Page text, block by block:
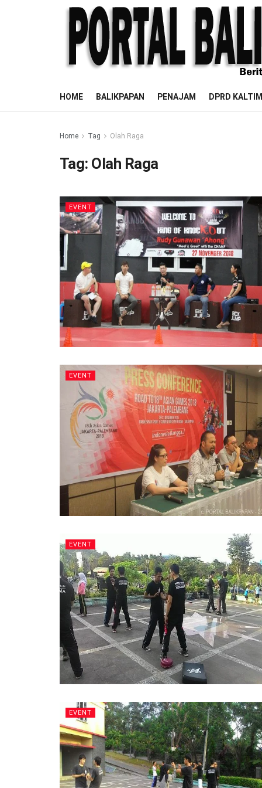
HOME BALIKPAPAN PENAJAM DPRD KALTIM
Home Tag Olah Raga
Tag: Olah Raga
EVENT
EVENT
EVENT
EVENT